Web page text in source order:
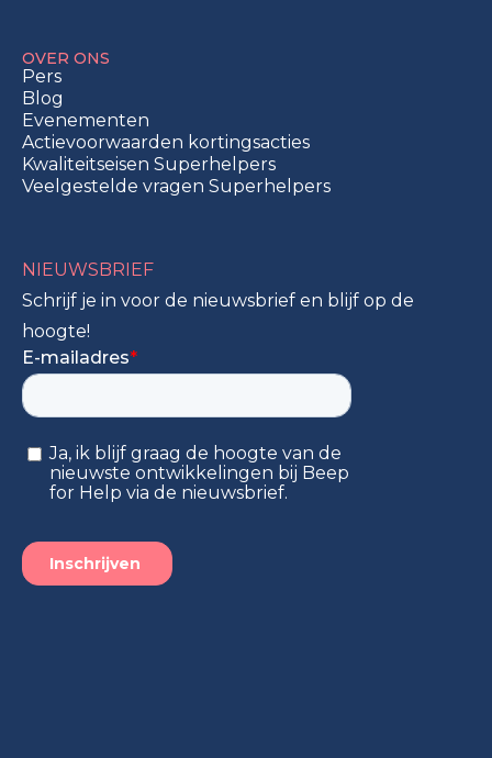
OVER ONS
Pers
Blog
Evenementen
Actievoorwaarden kortingsacties
Kwaliteitseisen Superhelpers
Veelgestelde vragen Superhelpers
NIEUWSBRIEF
Schrijf je in voor de nieuwsbrief en blijf op de
hoogte!